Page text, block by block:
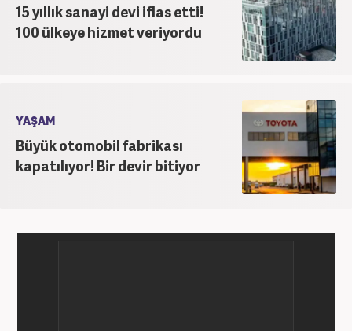
15 yıllık sanayi devi iflas etti!
100 ülkeye hizmet veriyordu
YAŞAM
Büyük otomobil fabrikası
kapatılıyor! Bir devir bitiyor